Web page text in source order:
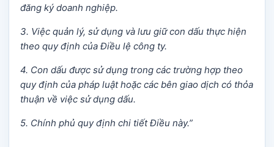
đăng ký doanh nghiệp.
3. Việc quản lý, sử dụng và lưu giữ con dấu thực hiện
theo quy định của Điều lệ công ty.
4. Con dấu được sử dụng trong các trường hợp theo
quy định của pháp luật hoặc các bên giao dịch có thỏa
thuận về việc sử dụng dấu.
5. Chính phủ quy định chi tiết Điều này.”